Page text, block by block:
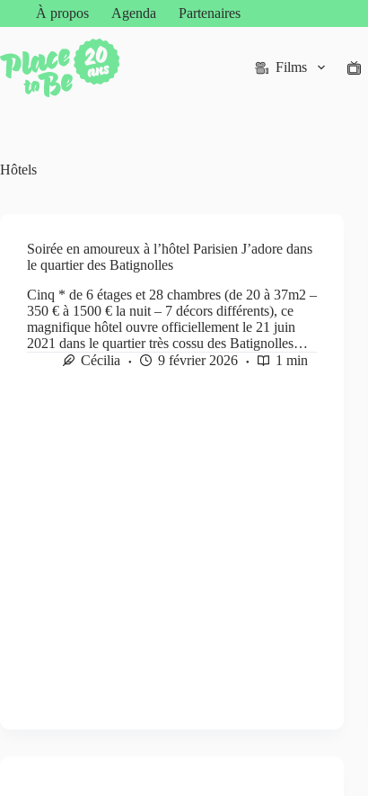
À propos Agenda Partenaires
Films
Hôtels
Soirée en amoureux à l’hôtel Parisien J’adore dans
le quartier des Batignolles
Cinq * de 6 étages et 28 chambres (de 20 à 37m2 –
350 € à 1500 € la nuit – 7 décors différents), ce
magnifique hôtel ouvre officiellement le 21 juin
2021 dans le quartier très cossu des Batignolles…
Cécilia
9 février 2026 1 min